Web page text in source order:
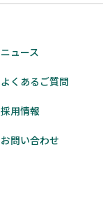
ニュース
よくあるご質問
採用情報
お問い合わせ